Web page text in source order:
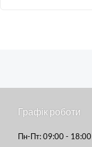
Графік роботи
Пн-Пт: 09:00 - 18:00